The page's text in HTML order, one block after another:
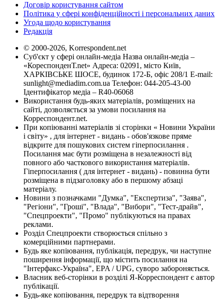
Договір користування сайтом
Політика у сфері конфіденційності і персональних даних
Угода щодо користування
Редакція
© 2000-2026, Korrespondent.net
Суб'єкт у сфері онлайн-медіа Назва онлайн-медіа –
«КореспонденТ.net» Адреса: 02091, місто Київ,
ХАРКІВСЬКЕ ШОСЕ, будинок 172-Б, офіс 208/1 E-mail:
sunlight@mediadim.com.ua Телефон: 044-205-43-00
Ідентифікатор медіа – R40-06068
Використання будь-яких матеріалів, розміщених на
сайті, дозволяється за умови посилання на
Корреспондент.net.
При копіюванні матеріалів зі сторінки « Новини України
і світу» , для інтернет - видань - обов'язкове пряме
відкрите для пошукових систем гіперпосилання .
Посилання має бути розміщена в незалежності від
повного або часткового використання матеріалів.
Гіперпосилання ( для інтернет - видань) - повинна бути
розміщена в підзаголовку або в першому абзаці
матеріалу.
Новини з позначками "Думка", "Експертиза", "Заява",
"Регіони", "Гроші", "Влада", "Вибори", "Тест-драйв",
"Спецпроекти", "Промо" публікуються на правах
реклами.
Розділ Спецпроекти створюється спільно з
комерційними партнерами.
Будь яке копіювання, публікація, передрук, чи наступне
поширення інформації, що містить посилання на
"Інтерфакс-Україна", EPA / UPG, суворо забороняється.
Власник веб-сторінки в розділі Я-Корреспондент є автор
публікації.
Будь-яке копіювання, передрук та відтворення